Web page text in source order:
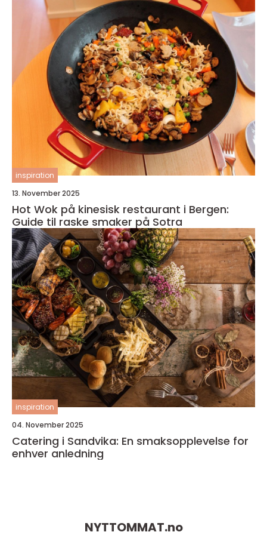
inspiration
13. November 2025
Hot Wok på kinesisk restaurant i Bergen:
Guide til raske smaker på Sotra
inspiration
04. November 2025
Catering i Sandvika: En smaksopplevelse for
enhver anledning
NYTTOMMAT.no